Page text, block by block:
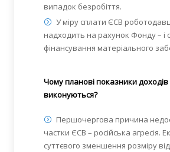
випадок безробіття.
У міру сплати ЄСВ
надходить на рахунок Фонду – і
фінансування матеріального
Чому планові показники
виконуються?
Першочергова причина
частки ЄСВ – російська агресія.
суттєвого зменшення розміру